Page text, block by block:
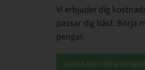
Vi erbjuder dig
passar dig bäst. Börja
pengar.
KLICKA HÄR FÖR